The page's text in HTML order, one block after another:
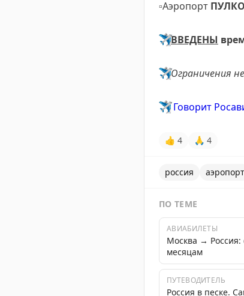
▫️Аэропорт
✈️ВВЕДЕНЫ
✈️Ограничения
✈️ Говорит
👍 4 🙏 4
россия аэропорт
ПО ТЕМЕ
АВИАБИЛЕТЫ
Москва →
месяцам
ПУТЕВОДИТЕЛЬ
Россия в песке.